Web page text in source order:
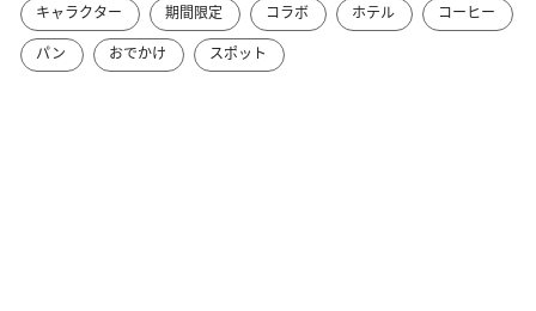
キャラクター
期間限定 コラボ ホテル
コーヒー
パン
おでかけ スポット